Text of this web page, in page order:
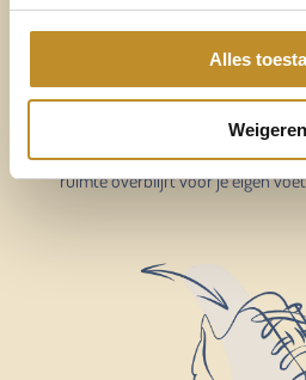
Alles
Weigeren
Al onze schoenen en sandalen
Draag je een op maat gemaakt
voetbed gemakkelijk verwisselen
ruimte overblijft voor je eigen